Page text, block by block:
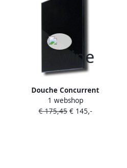
Douche Concurrent
Sunshower Ventilatierooster
13x13cm Glas Zwart voor
1 webshop
€ 175,45 € 145,-